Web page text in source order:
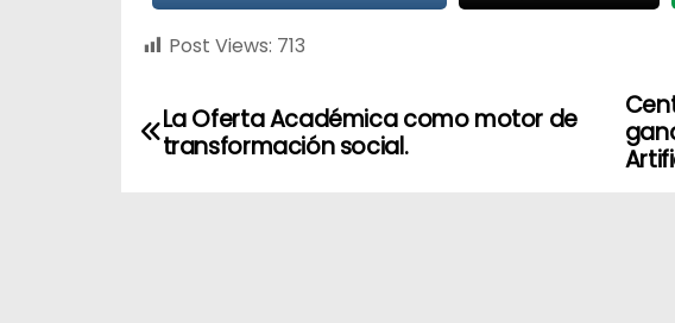
Post Views: 713
La Oferta Académica como motor de
transformación social.